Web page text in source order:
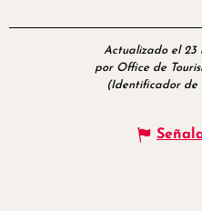
Actualizado el 23
por Office de
(Identificador de